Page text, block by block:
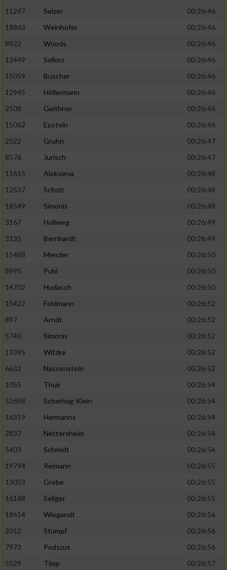
11247
Selzer
00:26:46
18863
Weinhofer
00:26:46
8922
Woods
00:26:46
13449
Sollorz
00:26:46
15059
Buscher
00:26:46
12945
Höllermann
00:26:46
2508
Geithner
00:26:46
15062
Epstein
00:26:46
2522
Gruhn
00:26:47
8576
Jurisch
00:26:47
11615
Aleksieva
00:26:48
12537
Scholz
00:26:48
18549
Simonis
00:26:48
3167
Hollweg
00:26:49
3135
Bernhardt
00:26:49
15488
Menzler
00:26:50
8995
Puhl
00:26:50
14702
Hudasch
00:26:50
15422
Feldmann
00:26:52
897
Arndt
00:26:52
5740
Simonis
00:26:52
13395
Witzke
00:26:52
6632
Nassenstein
00:26:52
1055
Thuir
00:26:54
52698
Scherhag-Klein
00:26:54
16319
Hermanns
00:26:54
2837
Nettersheim
00:26:54
5403
Schmidt
00:26:54
19794
Reimann
00:26:55
13053
Grebe
00:26:55
16168
Seliger
00:26:55
18614
Wiegandt
00:26:56
2012
Stumpf
00:26:56
7973
Podszus
00:26:56
5529
Timp
00:26:57